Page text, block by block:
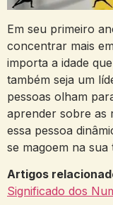
Em seu primeiro
concentrar mais
importa a idade
também seja um
pessoas olham
aprender sobre as
essa pessoa
se magoem na
Artigos
Significado dos